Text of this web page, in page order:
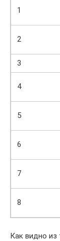
1
2
3
4
5
6
7
8
Как видно из